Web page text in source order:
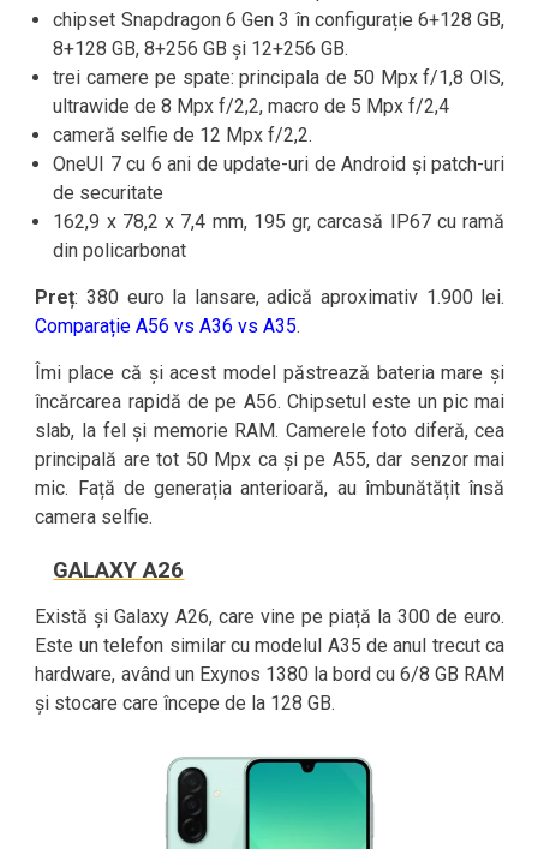
chipset Snapdragon 6 Gen 3 în configurație 6+128 GB,
8+128 GB, 8+256 GB și 12+256 GB.
trei camere pe spate: principala de 50 Mpx f/1,8 OIS,
ultrawide de 8 Mpx f/2,2, macro de 5 Mpx f/2,4
cameră selfie de 12 Mpx f/2,2.
OneUI 7 cu 6 ani de update-uri de Android și patch-uri
de securitate
162,9 x 78,2 x 7,4 mm, 195 gr, carcasă IP67 cu ramă
din policarbonat
Preț: 380 euro la lansare, adică aproximativ 1.900 lei.
Comparație A56 vs A36 vs A35.
Îmi place că și acest model păstrează bateria mare și
încărcarea rapidă de pe A56. Chipsetul este un pic mai
slab, la fel și memorie RAM. Camerele foto diferă, cea
principală are tot 50 Mpx ca și pe A55, dar senzor mai
mic. Față de generația anterioară, au îmbunătățit însă
camera selfie.
GALAXY A26
Există și Galaxy A26, care vine pe piață la 300 de euro.
Este un telefon similar cu modelul A35 de anul trecut ca
hardware, având un Exynos 1380 la bord cu 6/8 GB RAM
și stocare care începe de la 128 GB.